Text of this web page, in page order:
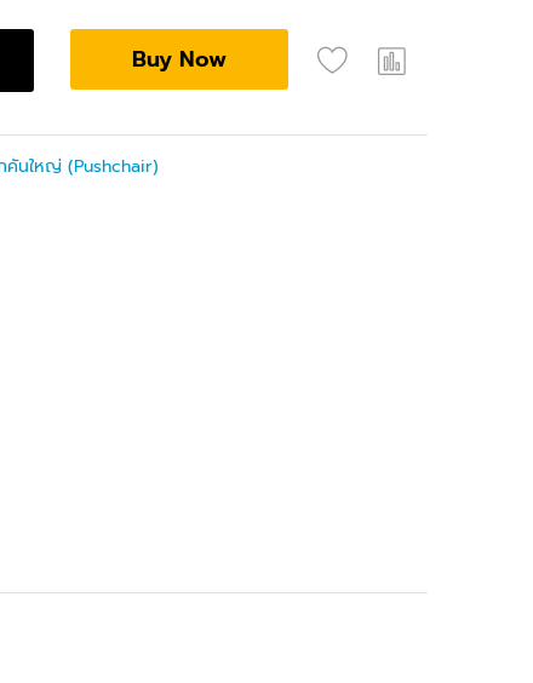
Buy Now
คันใหญ่ (Pushchair)